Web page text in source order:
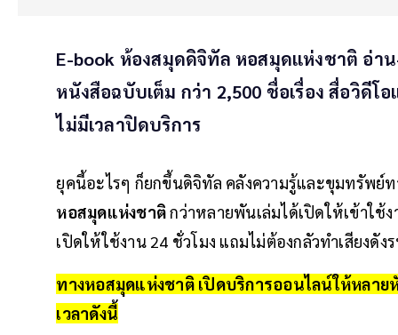
E-book ห้องสมุดดิจิทัล หอสมุดแห่งชาติ อ่า
หนังสือฉบับเต็ม กว่า 2,500 ชื่อเรื่อง สื่อวิดีโ
ไม่มีเวลาปิดบริการ
ยุคนี้อะไรๆ ก็ยกขึ้นดิจิทัล คลังความรู้และขุมทรัพย์
หอสมุดแห่งชาติกว่าหลายพันเล่มได้เปิดให้เข้าใช้
เปิดให้ใช้งาน 24 ชั่วโมง แถมไม่ต้องกลัวทำเสียงดั
ทางหอสมุดแห่งชาติ เปิดบริการออนไลน์ให้หลา
เวลาดังนี้